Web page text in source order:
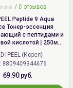
Republic of
A-3F, 345-9,
gu, Seoul
Петровна,
4/1-
E-mail:
/ 0 отзывов
Peptide 9 Aqua
Тонер-эссенция
с пептидами и
кислотой | 250мл |
Aqua Essence Toner
PEEL (Корея)
Код: 8809409344676
69.90 руб.